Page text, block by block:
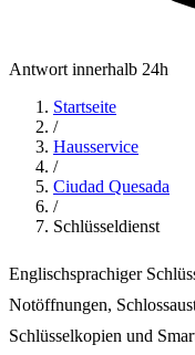
Antwort innerhalb 24h
Startseite
/
Hausservice
/
Ciudad Quesada
/
Schlüsseldienst
Englischsprachiger
Notöffnungen,
Schlüsselkopien und